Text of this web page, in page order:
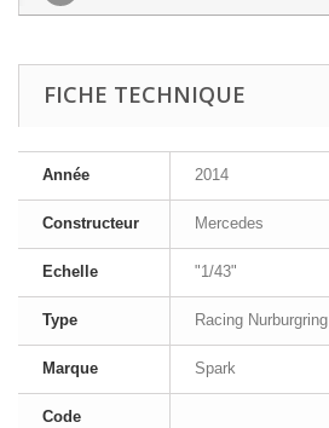
FICHE TECHNIQUE
Année 2014
Constructeur Mercedes
Echelle "1/43"
Type Racing Nurburgring
Marque Spark
Code